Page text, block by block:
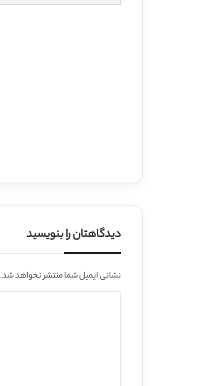
دیدگاهتان را بنویسید
نشانی ایمیل شما منتشر نخواهد شد.